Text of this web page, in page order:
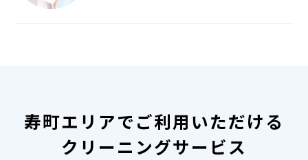
寿町エリアでご利用いただける
クリーニングサービス